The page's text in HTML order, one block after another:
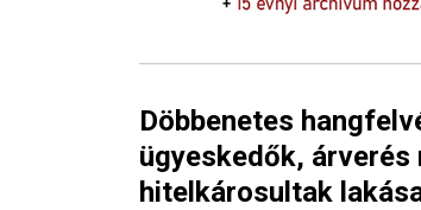
Döbbenetes
ügyeskedők,
hitelkárosultak